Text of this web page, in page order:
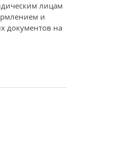
лицам
и
документов на